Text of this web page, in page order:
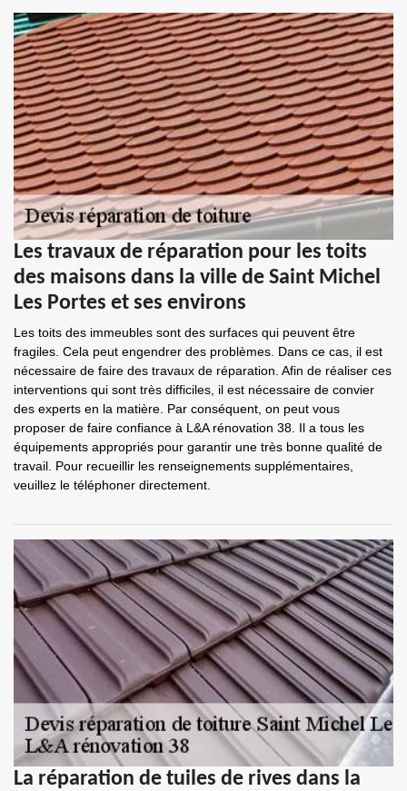
Les travaux de réparation pour les toits
des maisons dans la ville de Saint Michel
Les Portes et ses environs
Les toits des immeubles sont des surfaces qui peuvent être
fragiles. Cela peut engendrer des problèmes. Dans ce cas, il est
nécessaire de faire des travaux de réparation. Afin de réaliser ces
interventions qui sont très difficiles, il est nécessaire de convier
des experts en la matière. Par conséquent, on peut vous
proposer de faire confiance à L&A rénovation 38. Il a tous les
équipements appropriés pour garantir une très bonne qualité de
travail. Pour recueillir les renseignements supplémentaires,
veuillez le téléphoner directement.
La réparation de tuiles de rives dans la